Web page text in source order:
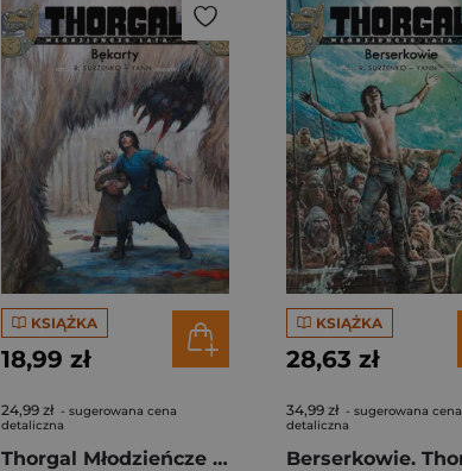
KSIĄŻKA
18,99 zł
24,99 zł - sugerowana cena
detaliczna
Thorgal Młodzieńcze Lata Bękarty Tom 8
KSIĄŻKA
28,63 zł
34,99 zł - sugerowana cena
detaliczna